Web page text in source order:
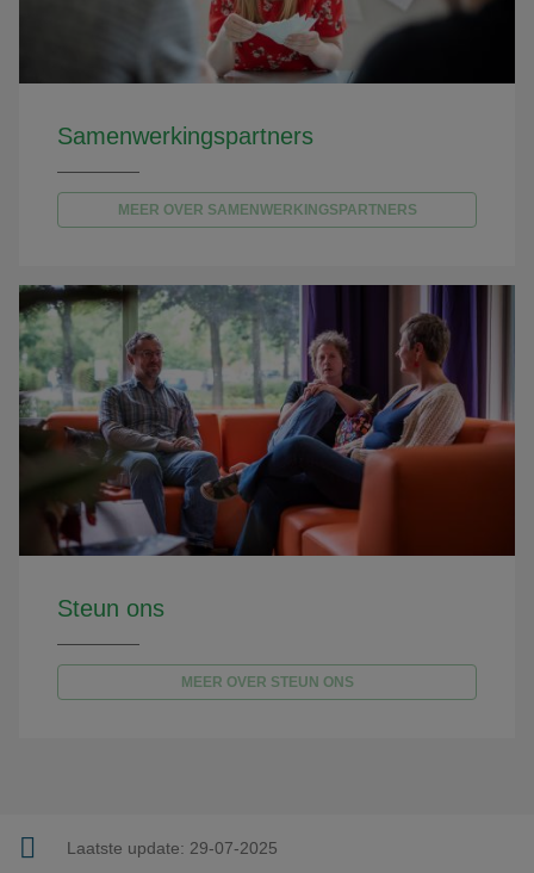
Samenwerkingspartners
MEER OVER SAMENWERKINGSPARTNERS
Steun ons
MEER OVER STEUN ONS
Laatste update: 29-07-2025